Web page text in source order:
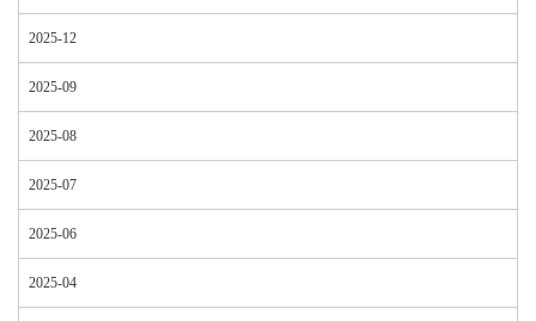
2025-12
2025-09
2025-08
2025-07
2025-06
2025-04